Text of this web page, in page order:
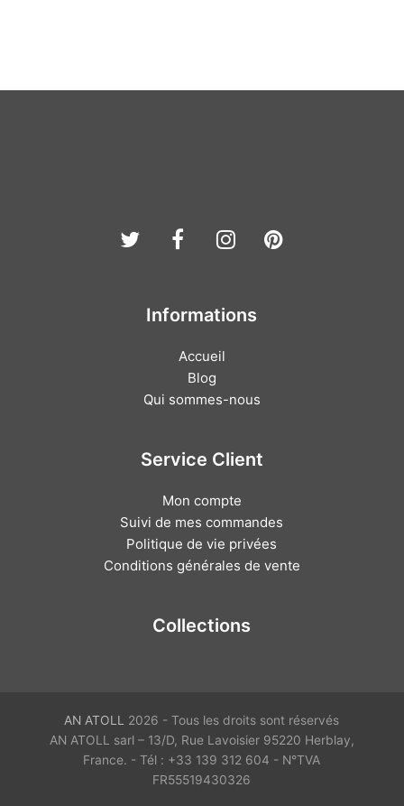
TwitterFacebook
Instagram
Pinterest
Informations
Accueil
Blog
Qui sommes-nous
Service Client
Mon compte
Suivi de mes commandes
Politique de vie privées
Conditions générales de vente
Collections
AN ATOLL
2026 - Tous les droits sont réservés
AN ATOLL sarl – 13/D, Rue Lavoisier 95220 Herblay,
France. - Tél : +33 139 312 604 - N°TVA
FR55519430326